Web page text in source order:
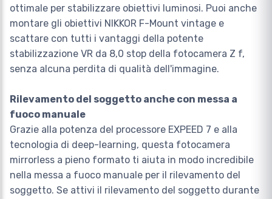
ottimale per stabilizzare obiettivi luminosi. Puoi anche
montare gli obiettivi NIKKOR F-Mount vintage e
scattare con tutti i vantaggi della potente
stabilizzazione VR da 8,0 stop della fotocamera Z f,
senza alcuna perdita di qualità dell'immagine.
Rilevamento del soggetto anche con messa a
fuoco manuale
Grazie alla potenza del processore EXPEED 7 e alla
tecnologia di deep-learning, questa fotocamera
mirrorless a pieno formato ti aiuta in modo incredibile
nella messa a fuoco manuale per il rilevamento del
soggetto. Se attivi il rilevamento del soggetto durante